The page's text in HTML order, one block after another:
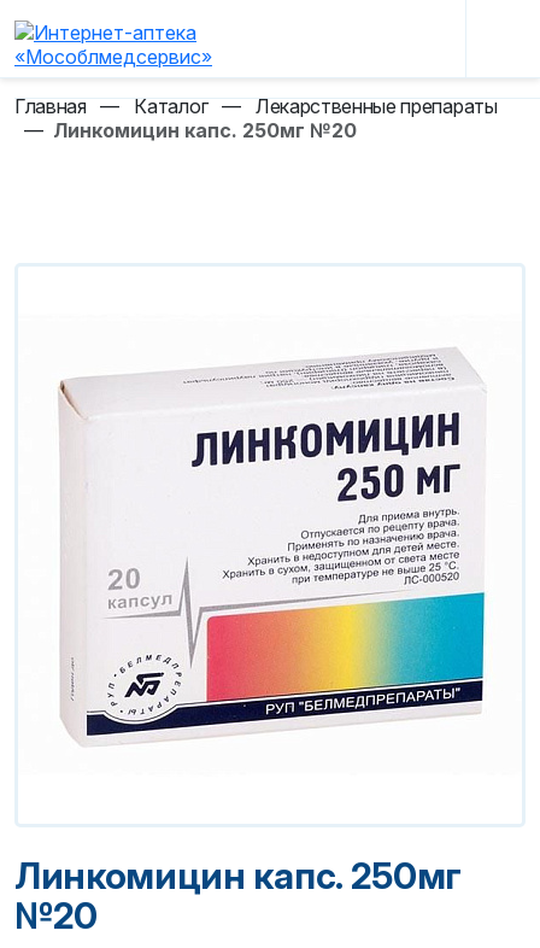
Главная — Каталог — Лекарственные препараты
— Линкомицин капс. 250мг №20
Линкомицин капс. 250мг
№20